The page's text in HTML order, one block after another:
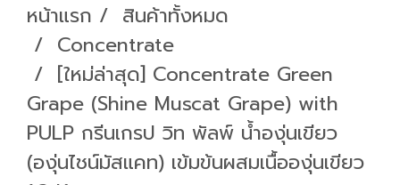
หน้าแรก
สินค้าทั้งหมด
Concentrate
[ใหม่ล่าสุด] Concentrate Green
Grape (Shine Muscat Grape) with
PULP กรีนเกรป วิท พัลพ์ น้ำองุ่นเขียว
(องุ่นไชน์มัสแคท) เข้มข้นผสมเนื้อองุ่นเขียว